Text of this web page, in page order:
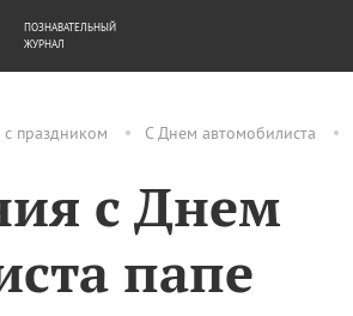
праздником С Днем автомобилиста
с Днем
папе
ДЕНЬГИ
ПОЗНАВАТЕЛЬНЫЙ
ЖУРНАЛ